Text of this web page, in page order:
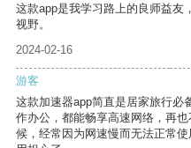
这款app是我学习路上的良师益友
视野。
2024-02-16
游客
这款加速器app简直是居家旅行必
作办公，都能畅享高速网络，再
候，经常因为网速慢而无法正常